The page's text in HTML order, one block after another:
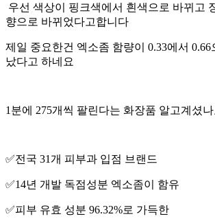
우선 색상이 핑크색에서 흰색으로 바뀌고
향으로 바뀌었다고합니다
제일 중요한건 엑소좀 함량이 0.33에서 0.66
났다고 하네요
1분에 275개씩 팔린다는 화장품 알고계셨나
✅️전국 31개 피부과 입점 브랜드
✅️14년 개발 독점성분 엑소좀이 함유
✅️피부 유효 성분 96.32%로 가득한